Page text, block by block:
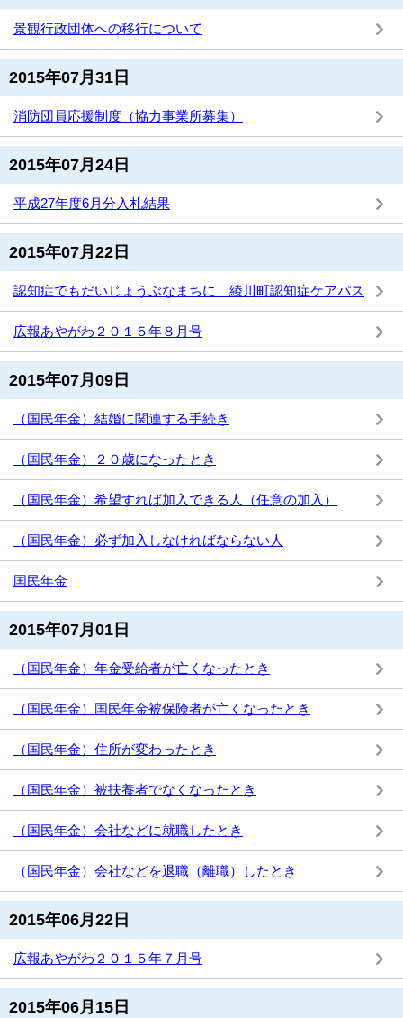
景観行政団体への移行について
2015年07月31日
消防団員応援制度（協力事業所募集）
2015年07月24日
平成27年度6月分入札結果
2015年07月22日
認知症でもだいじょうぶなまちに 綾川町認知症ケアパス
広報あやがわ２０１５年８月号
2015年07月09日
（国民年金）結婚に関連する手続き
（国民年金）２０歳になったとき
（国民年金）希望すれば加入できる人（任意の加入）
（国民年金）必ず加入しなければならない人
国民年金
2015年07月01日
（国民年金）年金受給者が亡くなったとき
（国民年金）国民年金被保険者が亡くなったとき
（国民年金）住所が変わったとき
（国民年金）被扶養者でなくなったとき
（国民年金）会社などに就職したとき
（国民年金）会社などを退職（離職）したとき
2015年06月22日
広報あやがわ２０１５年７月号
2015年06月15日